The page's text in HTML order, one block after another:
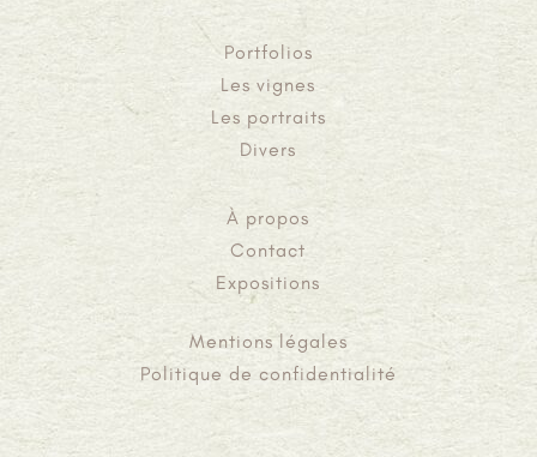
Portfolios
Les vignes
Les portraits
Divers
À propos
Contact
Expositions
Mentions légales
Politique de confidentialité